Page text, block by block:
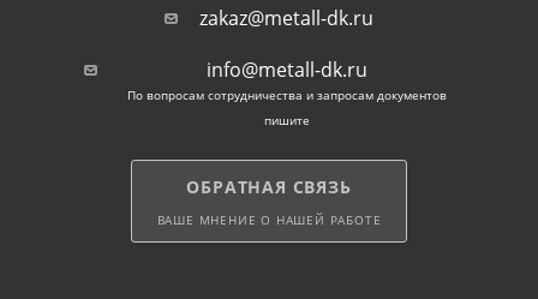
при монтаже лестничных пролетов.
При подборе металлопроката по толщине
учитывают нагрузку по массе и площадь покрытия.
Как правило, для ступеней размерами от 240х580 до
400х1260 мм применяют сталь с S основания 3-5 мм.
Для напольных покрытий используют лист стальной
zakaz@metall-dk.ru
info@metall-dk.ru
По вопросам сотрудничества и запросам документов
пишите
ОБРАТНАЯ СВЯЗЬ
ВАШЕ МНЕНИЕ О НАШЕЙ РАБОТЕ